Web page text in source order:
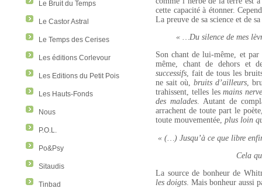
Le Bruit du Temps
Le Castor Astral
Le Temps des Cerises
Les éditions Corlevour
Les Editions du Petit Pois
Les Hauts-Fonds
Nous
P.O.L.
Po&Psy
Sitaudis
Tinbad
cette capacité à étonner.
La preuve de sa science et de
« …Du silence de mes
Son chant de lui-même, et
même, chant de dehors et
successifs, fait de tous les
ne sait où, bruits d’ailleurs,
trahissent, telles lesmains
des malades. Autant de
arrachent de toute part le
toute mouvementée, plus loin
« (…) Jusqu’à ce que libre
Cela
La source de bonheur de
les doigts. Mais bonheur aussi